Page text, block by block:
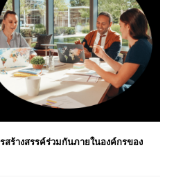
สร้างสรรค์ร่วมกันภายในองค์กรของ